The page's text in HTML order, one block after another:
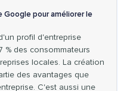
pour améliorer le
profil d'entreprise
% des consommateurs
locales. La création
des avantages que
C'est aussi une